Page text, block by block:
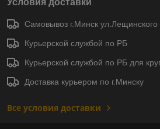
Самовывоз г.Минск
Курьерской службой по РБ
Курьерской службой по РБ для
Доставка курьером по г.Минску
Все условия доставки